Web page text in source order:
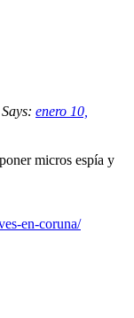
Says: enero 10,
micros espía y
en-coruna/